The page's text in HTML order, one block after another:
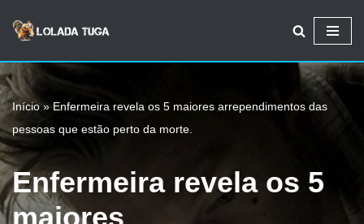
Avançar
para
o
conteúdo
Início» Enfermeira revela os 5 maiores arrependimentos das
pessoas que estão perto da morte.
Enfermeira revela os 5
maiores